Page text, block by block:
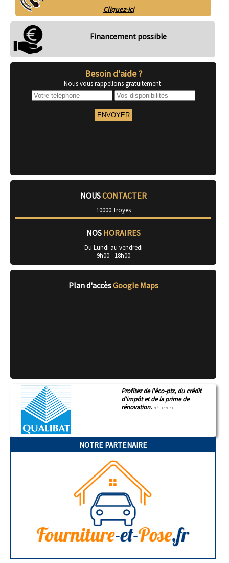
Cliquez-ici
Financement possible
Besoin d'aide ?
Nous vous rappellons gratuitement.
NOUSCONTACTER
10000 Troyes
NOS HORAIRES
Du Lundi au vendredi
9h00 - 18h00
Plan d'accèsGoogle Maps
Profitez de l'éco-ptz, du crédit
d'impôt et de la prime de
rénovation. N°E157671
NOTRE PARTENAIRE